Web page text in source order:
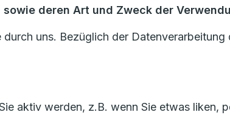
deren Art und Zweck der
uns. Bezüglich der
aktiv werden, z.B. wenn Sie etwas liken,